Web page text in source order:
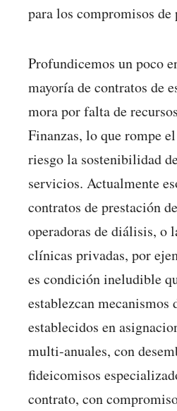
para los compromisos de
Profundicemos un poco
mayoría de contratos de
mora por falta de
Finanzas, lo que rompe
riesgo la sostenibilidad
servicios. Actualmente
contratos de prestación
operadoras de diálisis, o
clínicas privadas, por
es condición ineludible
establezcan mecanismos
establecidos en
multi-anuales, con
fideicomisos
contrato, con